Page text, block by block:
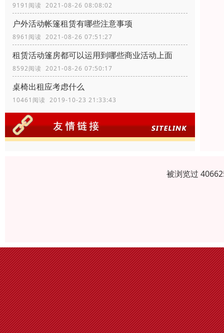
9191阅读 2021-08-26 08:08:02
户外活动帐篷租赁有哪些注意事项
8961阅读 2021-08-26 07:51:27
租赁活动篷房都可以运用到哪些商业活动上面
8592阅读 2021-08-26 07:50:17
桌椅出租应考虑什么
10461阅读 2019-10-23 21:33:43
被浏览过